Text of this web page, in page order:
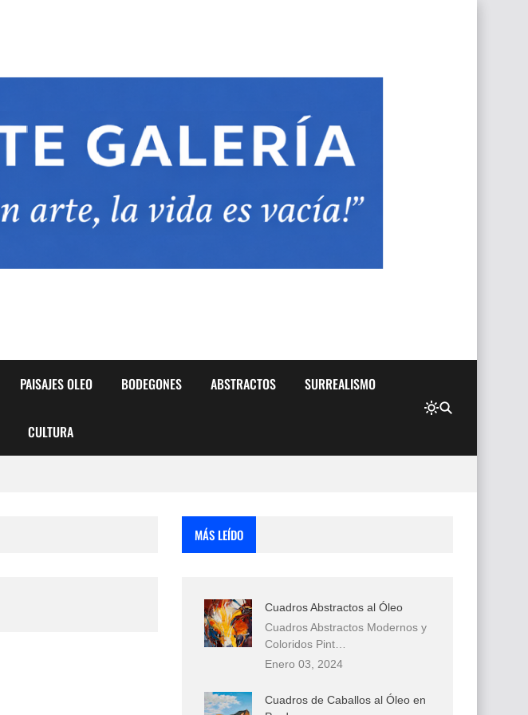
PAISAJES OLEO BODEGONES ABSTRACTOS SURREALISMO
CULTURA
MÁS LEÍDO
Cuadros Abstractos al Óleo
Cuadros Abstractos Modernos y
Coloridos Pint…
Enero 03, 2024
Cuadros de Caballos al Óleo en